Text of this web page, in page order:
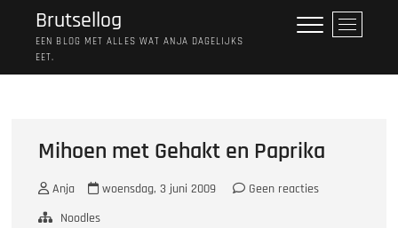
Brutsellog
EEN BLOG MET ALLES WAT ANJA DAGELIJKS
EET.
M
e
Mihoen met Gehakt en Paprika
Anja woensdag, 3 juni 2009
Geen reacties
Noodles